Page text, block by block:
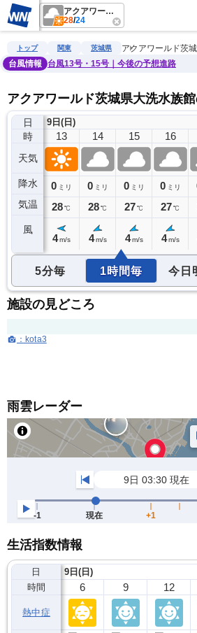
アクアワールド茨城県大洗水族館
28/24
雨雲レーダー 台風情報 地震情報 警
トップ 関東 茨城県
アクアワールド茨
台風情報
台風13号・15号｜今後の予想進路
アクアワールド茨城県大洗水族
日
時
天気
降水
気温
風
9日(日)
12
0ミリ
28℃
13
0 ミリ
28℃
4 m/s
14
0 ミリ
28℃
4 m/s
15
0 ミリ
27℃
4 m/s
16
0 ミリ
27℃
4 m/s
5分毎 1時間毎 今日
施設の見どころ
：kota3
雨雲レーダー
生活指数情報
日
時間
熱中症
9日(日)
6 9 12